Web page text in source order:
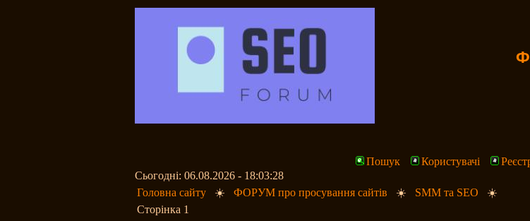
Пошук Користувачі
Сьогодні: 06.08.2026 - 18:03:28
Головна сайту
☀️ФОРУМ про просування сайтів ☀️ SMM та SEO
☀️
Сторінка 1